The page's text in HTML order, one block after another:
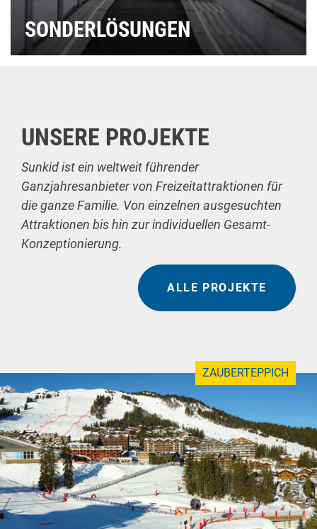
SONDERLÖSUNGEN
UNSERE PROJEKTE
Sunkid ist ein weltweit führender
Ganzjahresanbieter von Freizeitattraktionen für
die ganze Familie. Von einzelnen ausgesuchten
Attraktionen bis hin zur individuellen Gesamt-
Konzeptionierung.
ALLE PROJEKTE
ZAUBERTEPPICH